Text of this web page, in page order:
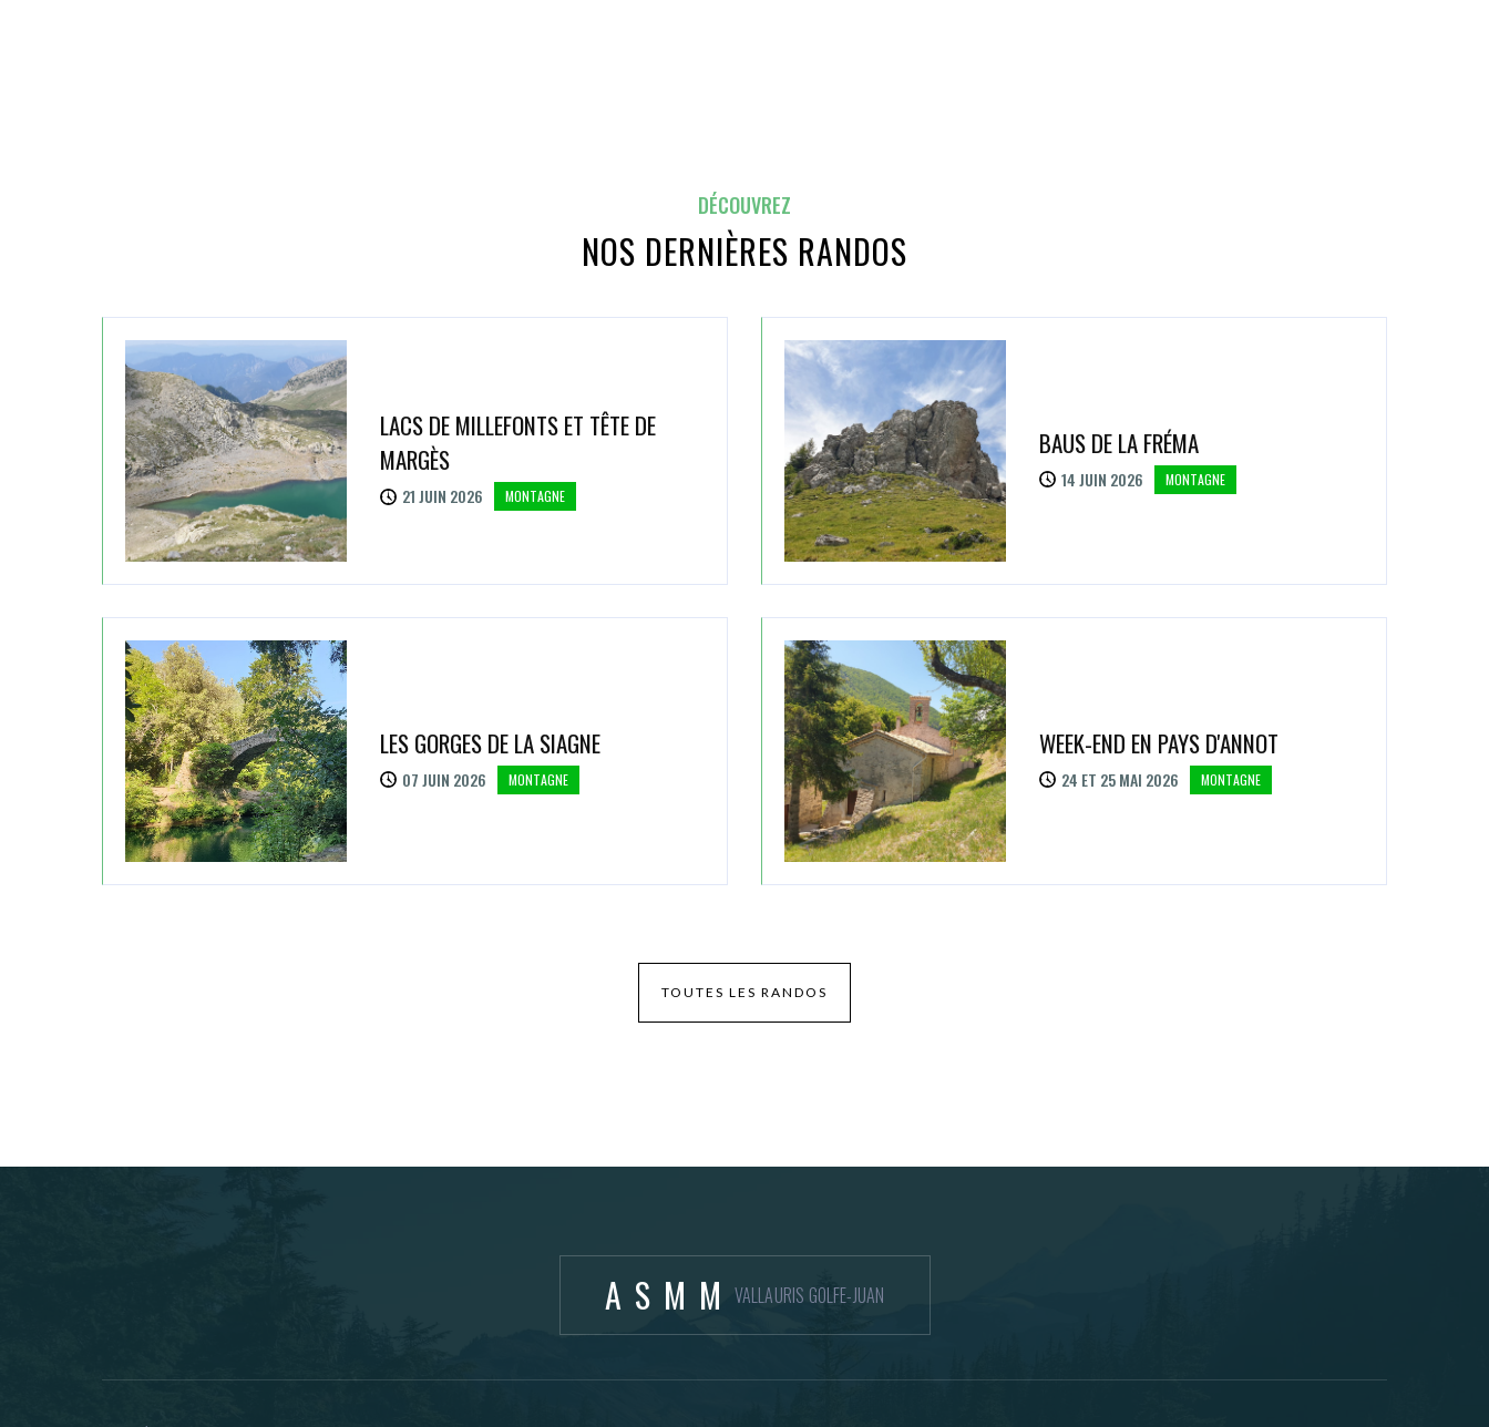
DÉCOUVREZ
NOS DERNIÈRES RANDOS
LACS DE MILLEFONTS ET TÊTE DE
MARGÈS
21 JUIN 2026 MONTAGNE
BAUS DE LA FRÉMA
14 JUIN 2026 MONTAGNE
LES GORGES DE LA SIAGNE
07 JUIN 2026 MONTAGNE
WEEK-END EN PAYS D'ANNOT
24 ET 25 MAI 2026 MONTAGNE
TOUTES LES RANDOS
ASMM VALLAURIS GOLFE-JUAN